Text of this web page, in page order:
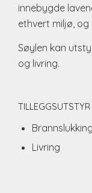
innebygde
ethvert miljø,
Søylen kan
og livring.
TILLEGGSUTSTYR
Livring